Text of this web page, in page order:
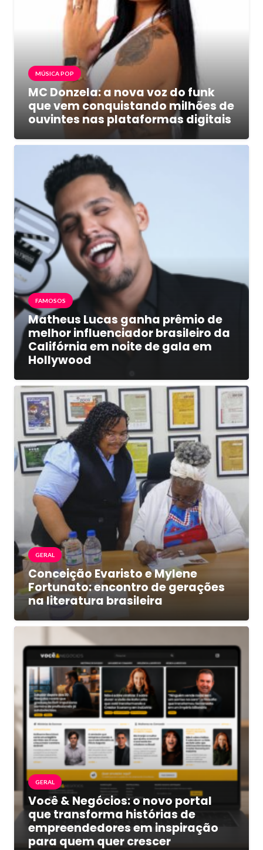
MÚSICA POP
MC Donzela: a nova voz do funk
que vem conquistando milhões de
ouvintes nas plataformas digitais
FAMOSOS
Matheus Lucas ganha prêmio de
melhor influenciador brasileiro da
Califórnia em noite de gala em
Hollywood
GERAL
Conceição Evaristo e Mylene
Fortunato: encontro de gerações
na literatura brasileira
GERAL
Você & Negócios: o novo portal
que transforma histórias de
empreendedores em inspiração
para quem quer crescer